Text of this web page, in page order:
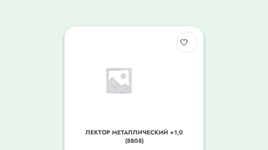
ЛЕКТОР МЕТАЛЛИЧЕСКИЙ +1,0
(8808)